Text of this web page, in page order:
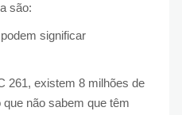
são:
significar
261, existem 8 milhões de
não sabem que têm